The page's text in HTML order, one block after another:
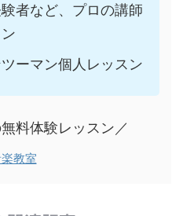
者など、プロの講師
ーマン個人レッスン
料体験レッスン／
教室